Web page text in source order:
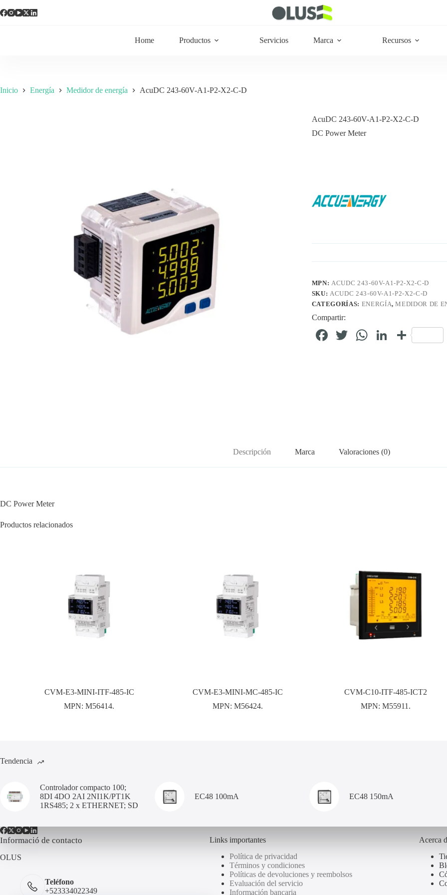
Home Productos Servicios Marca Recursos
Inicio Energía Medidor de energía AcuDC 243-60V-A1-P2-X2-C-D
AcuDC 243-60V-A1-P2-X2-C-D
DC Power Meter
MPN:ACUDC 243-60V-A1-P2-X2-C-D
SKU:ACUDC 243-60V-A1-P2-X2-C-D
CATEGORÍAS: ENERGÍA,MEDIDOR DE
Compartir:
Fa T
W
Li C
Descripción Marca Valoraciones (0)
DC Power Meter
Productos relacionados
CVM-E3-MINI-ITF-485-IC
MPN:M56414.
CVM-E3-MINI-MC-485-IC
MPN: M56424.
CVM-C10-ITF-485-ICT2
MPN:M55911.
Tendencia
Controlador compacto 100;
8DI 4DO 2AI 2NI1K/PT1K
1RS485; 2 x ETHERNET; SD
EC48 100mA EC48 150mA
Informació de contacto
OLUS
Teléfono
+523334022349
Links importantes
Política de privacidad
Términos y condiciones
Políticas de devoluciones y reembolsos
Evaluación del servicio
Información bancaria
Acerca